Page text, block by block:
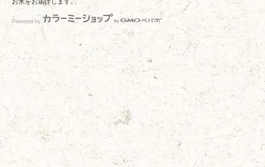
お米をお届けします。
Powered by